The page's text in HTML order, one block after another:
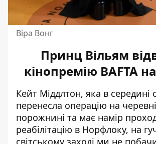
Віра Вонг
Принц Вільям
кінопремію BAFTA
Кейт Міддлтон, яка в середині
перенесла операцію на
порожнині та має намір
реабілітацію в Норфлоку, на